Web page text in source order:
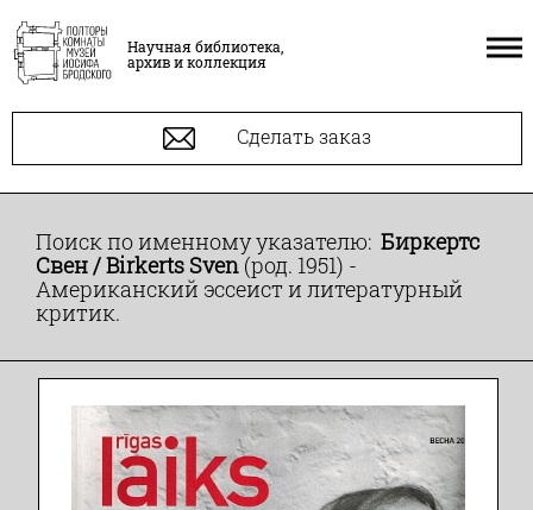
Научная библиотека,
архив и коллекция
Сделать заказ
Поиск по именному указателю: Биркертс
Свен / Birkerts Sven (род. 1951) -
Американский эссеист и литературный
критик.